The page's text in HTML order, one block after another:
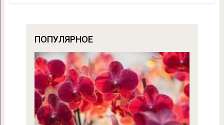
ПОПУЛЯРНОЕ